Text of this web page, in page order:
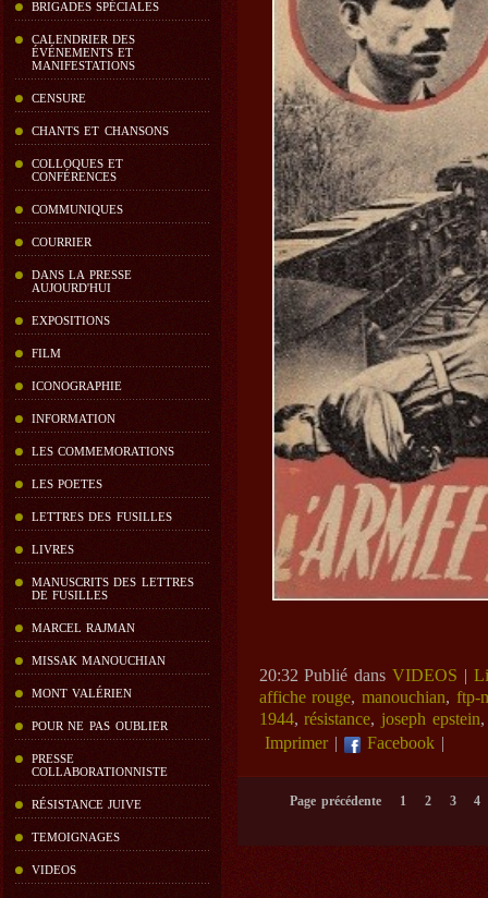
BRIGADES SPÉCIALES
CALENDRIER DES
ÉVÉNEMENTS ET
MANIFESTATIONS
CENSURE
CHANTS ET CHANSONS
COLLOQUES ET
CONFÉRENCES
COMMUNIQUES
COURRIER
DANS LA PRESSE
AUJOURD'HUI
EXPOSITIONS
FILM
ICONOGRAPHIE
INFORMATION
LES COMMEMORATIONS
LES POETES
LETTRES DES FUSILLES
LIVRES
MANUSCRITS DES LETTRES
DE FUSILLES
MARCEL RAJMAN
MISSAK MANOUCHIAN
MONT VALÉRIEN
POUR NE PAS OUBLIER
PRESSE
COLLABORATIONNISTE
RÉSISTANCE JUIVE
TEMOIGNAGES
VIDEOS
20:32 Publié dansVIDEOS |
affiche rouge,manouchian,ftp-
1944,résistance, joseph epstein
Imprimer| Facebook|
Page précédente 1 2 3 4